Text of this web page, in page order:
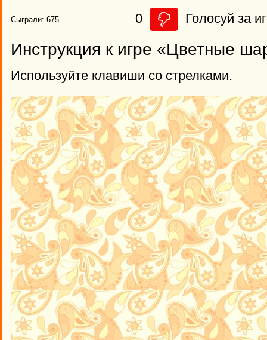
Сыграли: 675 0 Голосуй за
Инструкция к игре «Цветные
Используйте клавиши со стрелками.